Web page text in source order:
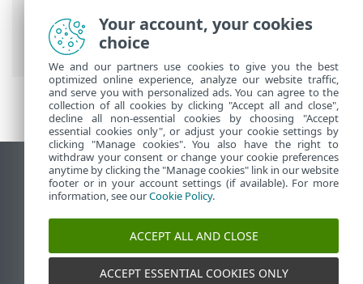
Security >법률 문서 > 사용자 환경 개선 프
로그램
데스크톱 사이트 보기
End of Life
ESET 지식 베이스
ESET Status Portal
Your account, your cookies
choice
We and our partners use cookies to give you the best
optimized online experience, analyze our website traffic,
and serve you with personalized ads. You can agree to the
collection of all cookies by clicking "Accept all and close",
decline all non-essential cookies by choosing "Accept
essential cookies only", or adjust your cookie settings by
clicking "Manage cookies". You also have the right to
withdraw your consent or change your cookie preferences
anytime by clicking the "Manage cookies" link in our website
footer or in your account settings (if available). For more
information, see ourCookie Policy.
ACCEPT ALL AND CLOSE
ACCEPT ESSENTIAL COOKIES ONLY